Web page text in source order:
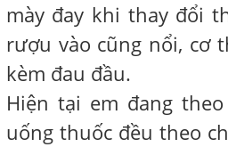
mày đay khi thay đổi
rượu vào cũng nổi, cơ
kèm đau đầu.
Hiện tại em đang
uống thuốc đều theo